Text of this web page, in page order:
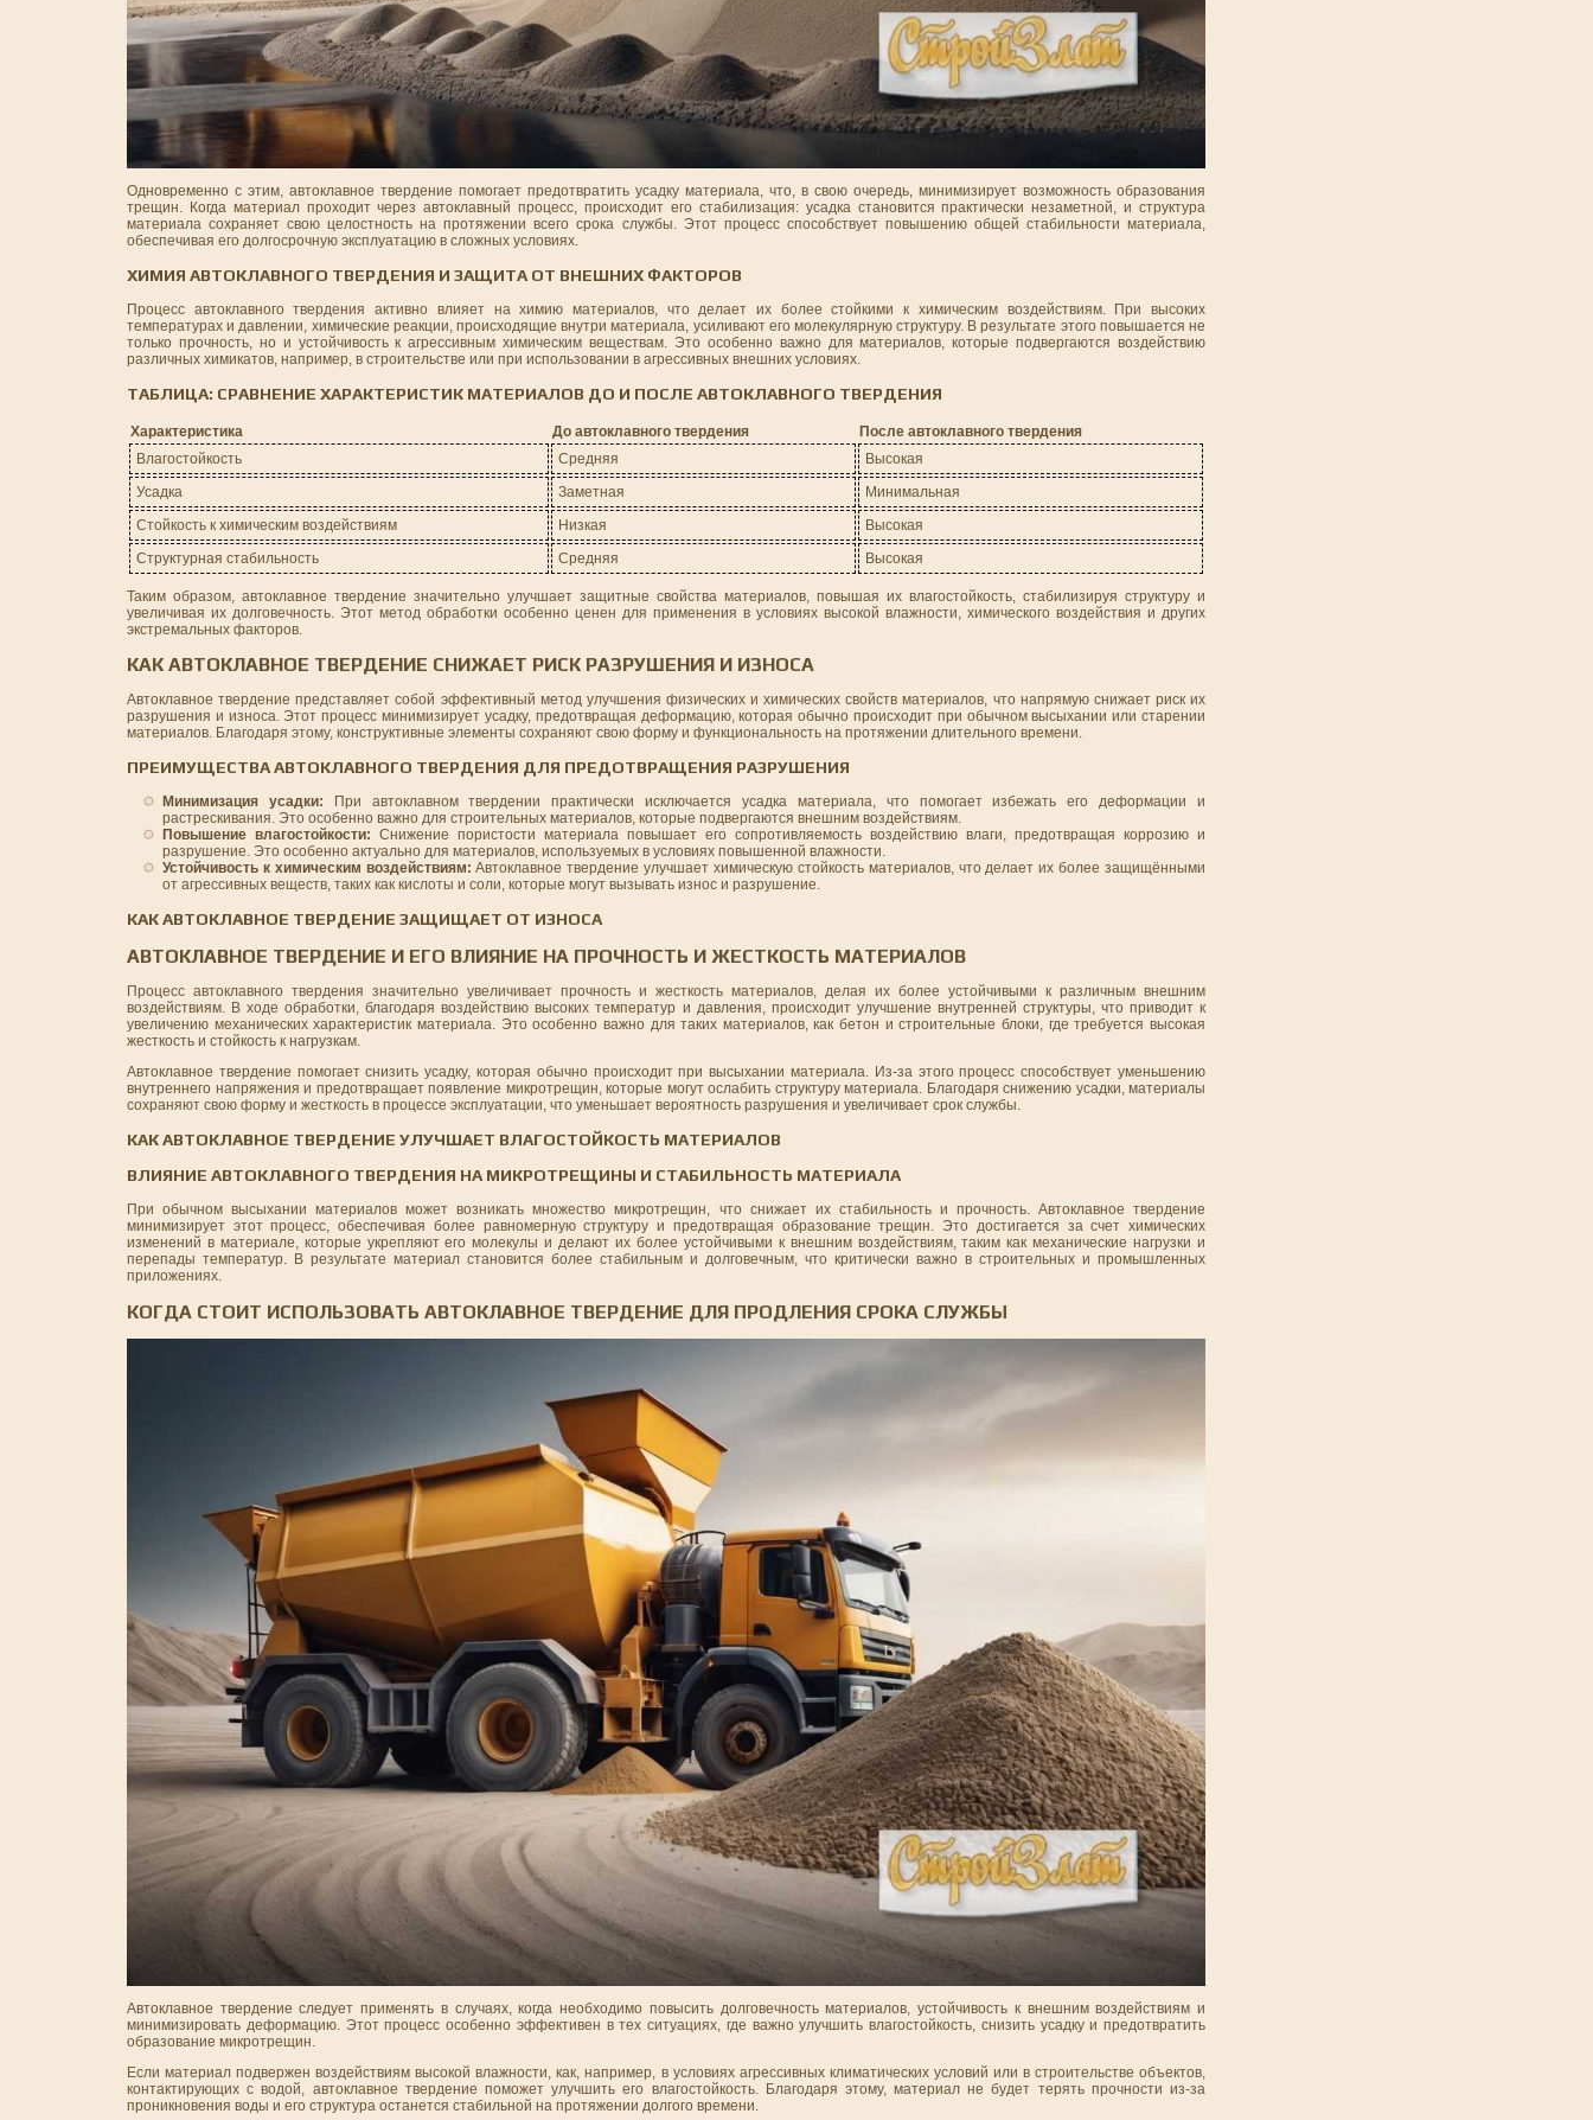
Одновременно с этим, автоклавное твердение помогает предотвратить усадку материала, что, в свою очередь, минимизирует возможность образования
трещин. Когда материал проходит через автоклавный процесс, происходит его стабилизация: усадка становится практически незаметной, и структура
материала сохраняет свою целостность на протяжении всего срока службы. Этот процесс способствует повышению общей стабильности материала,
обеспечивая его долгосрочную эксплуатацию в сложных условиях.
ХИМИЯ АВТОКЛАВНОГО ТВЕРДЕНИЯ И ЗАЩИТА ОТ ВНЕШНИХ ФАКТОРОВ
Процесс автоклавного твердения активно влияет на химию материалов, что делает их более стойкими к химическим воздействиям. При высоких
температурах и давлении, химические реакции, происходящие внутри материала, усиливают его молекулярную структуру. В результате этого повышается не
только прочность, но и устойчивость к агрессивным химическим веществам. Это особенно важно для материалов, которые подвергаются воздействию
различных химикатов, например, в строительстве или при использовании в агрессивных внешних условиях.
ТАБЛИЦА: СРАВНЕНИЕ ХАРАКТЕРИСТИК МАТЕРИАЛОВ ДО И ПОСЛЕ АВТОКЛАВНОГО ТВЕРДЕНИЯ
Характеристика До автоклавного твердения
После автоклавного твердения
Влагостойкость
Средняя
Высокая
Усадка
Заметная
Минимальная
Стойкость к химическим воздействиям
Низкая
Высокая
Структурная стабильность
Средняя Высокая
Таким образом, автоклавное твердение значительно улучшает защитные свойства материалов, повышая их влагостойкость, стабилизируя структуру и
увеличивая их долговечность. Этот метод обработки особенно ценен для применения в условиях высокой влажности, химического воздействия и других
экстремальных факторов.
КАК АВТОКЛАВНОЕ ТВЕРДЕНИЕ СНИЖАЕТ РИСК РАЗРУШЕНИЯ И ИЗНОСА
Автоклавное твердение представляет собой эффективный метод улучшения физических и химических свойств материалов, что напрямую снижает риск их
разрушения и износа. Этот процесс минимизирует усадку, предотвращая деформацию, которая обычно происходит при обычном высыхании или старении
материалов. Благодаря этому, конструктивные элементы сохраняют свою форму и функциональность на протяжении длительного времени.
ПРЕИМУЩЕСТВА АВТОКЛАВНОГО ТВЕРДЕНИЯ ДЛЯ ПРЕДОТВРАЩЕНИЯ РАЗРУШЕНИЯ
Минимизация усадки: При автоклавном твердении практически исключается усадка материала, что помогает избежать его деформации и
растрескивания. Это особенно важно для строительных материалов, которые подвергаются внешним воздействиям.
Повышение влагостойкости: Снижение пористости материала повышает его сопротивляемость воздействию влаги, предотвращая коррозию и
разрушение. Это особенно актуально для материалов, используемых в условиях повышенной влажности.
Устойчивость к химическим воздействиям: Автоклавное твердение улучшает химическую стойкость материалов, что делает их более защищёнными
от агрессивных веществ, таких как кислоты и соли, которые могут вызывать износ и разрушение.
КАК АВТОКЛАВНОЕ ТВЕРДЕНИЕ ЗАЩИЩАЕТ ОТ ИЗНОСА
АВТОКЛАВНОЕ ТВЕРДЕНИЕ И ЕГО ВЛИЯНИЕ НА ПРОЧНОСТЬ И ЖЕСТКОСТЬ МАТЕРИАЛОВ
Процесс автоклавного твердения значительно увеличивает прочность и жесткость материалов, делая их более устойчивыми к различным внешним
воздействиям. В ходе обработки, благодаря воздействию высоких температур и давления, происходит улучшение внутренней структуры, что приводит к
увеличению механических характеристик материала. Это особенно важно для таких материалов, как бетон и строительные блоки, где требуется высокая
жесткость и стойкость к нагрузкам.
Автоклавное твердение помогает снизить усадку, которая обычно происходит при высыхании материала. Из-за этого процесс способствует уменьшению
внутреннего напряжения и предотвращает появление микротрещин, которые могут ослабить структуру материала. Благодаря снижению усадки, материалы
сохраняют свою форму и жесткость в процессе эксплуатации, что уменьшает вероятность разрушения и увеличивает срок службы.
КАК АВТОКЛАВНОЕ ТВЕРДЕНИЕ УЛУЧШАЕТ ВЛАГОСТОЙКОСТЬ МАТЕРИАЛОВ
ВЛИЯНИЕ АВТОКЛАВНОГО ТВЕРДЕНИЯ НА МИКРОТРЕЩИНЫ И СТАБИЛЬНОСТЬ МАТЕРИАЛА
При обычном высыхании материалов может возникать множество микротрещин, что снижает их стабильность и прочность. Автоклавное твердение
минимизирует этот процесс, обеспечивая более равномерную структуру и предотвращая образование трещин. Это достигается за счет химических
изменений в материале, которые укрепляют его молекулы и делают их более устойчивыми к внешним воздействиям, таким как механические нагрузки и
перепады температур. В результате материал становится более стабильным и долговечным, что критически важно в строительных и промышленных
приложениях.
КОГДА СТОИТ ИСПОЛЬЗОВАТЬ АВТОКЛАВНОЕ ТВЕРДЕНИЕ ДЛЯ ПРОДЛЕНИЯ СРОКА СЛУЖБЫ
Автоклавное твердение следует применять в случаях, когда необходимо повысить долговечность материалов, устойчивость к внешним воздействиям и
минимизировать деформацию. Этот процесс особенно эффективен в тех ситуациях, где важно улучшить влагостойкость, снизить усадку и предотвратить
образование микротрещин.
Если материал подвержен воздействиям высокой влажности, как, например, в условиях агрессивных климатических условий или в строительстве объектов,
контактирующих с водой, автоклавное твердение поможет улучшить его влагостойкость. Благодаря этому, материал не будет терять прочности из-за
проникновения воды и его структура останется стабильной на протяжении долгого времени.